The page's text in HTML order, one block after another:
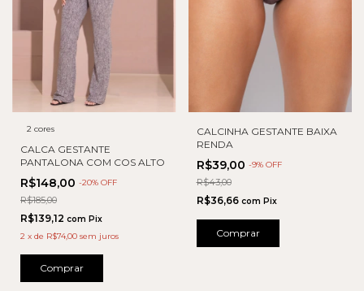
2 cores
CALCA GESTANTE
PANTALONA COM COS ALTO
R$148,00 -20% OFF
R$185,00
R$139,12 com Pix
2 x de R$74,00 sem juros
Comprar
CALCINHA GESTANTE BAIXA
RENDA
R$39,00 -9% OFF
R$43,00
R$36,66 com Pix
Comprar